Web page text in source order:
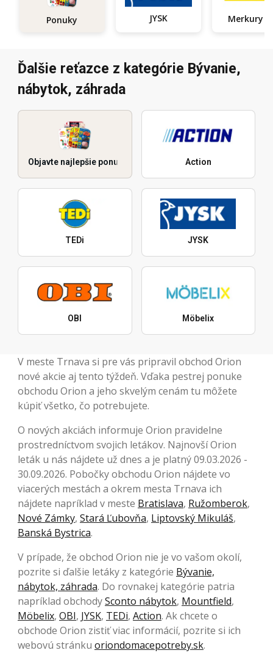
Ponuky JYSK
Ďalšie reťazce z kategórie Bývanie,
nábytok, záhrada
Objavte najlepšie ponuky Action
TEDi JYSK
OBI Möbelix
V meste Trnava si pre vás pripravil obchod Orion
nové akcie aj tento týždeň. Vďaka pestrej ponuke
obchodu Orion a jeho skvelým cenám tu môžete
kúpiť všetko, čo potrebujete.
O nových akciách informuje Orion pravidelne
prostredníctvom svojich letákov. Najnovší Orion
leták u nás nájdete už dnes a je platný 09.03.2026 -
30.09.2026. Pobočky obchodu Orion nájdete vo
viacerých mestách a okrem mesta Trnava ich
nájdete napríklad v meste Bratislava, Ružomberok,
Nové Zámky, Stará Ľubovňa, Liptovský Mikuláš,
Banská Bystrica.
V prípade, že obchod Orion nie je vo vašom okolí,
pozrite si ďalšie letáky z kategórie Bývanie,
nábytok, záhrada. Do rovnakej kategórie patria
napríklad obchodySconto nábytok, Mountfield,
Möbelix, OBI, JYSK, TEDi, Action. Ak chcete o
obchode Orion zistiť viac informácií, pozrite si ich
webovú stránku oriondomacepotreby.sk.